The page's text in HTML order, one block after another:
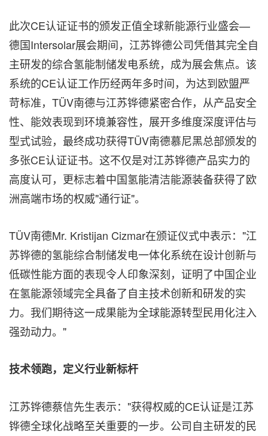
此次CE认证证书的颁发正值全球新能源行业盛会—
德国Intersolar展会期间，江苏铧德公司凭借其完全自
主研发的综合氢能制储发电系统，成为展会焦点。该
系统的CE认证工作历经两年多时间，为达到欧盟严
苛标准，TÜV南德与江苏铧德紧密合作，从产品安全
性、能效表现到环境兼容性，展开多维度深度评估与
型式试验，最终成功获得TÜV南德慕尼黑总部颁发的
多张CE认证证书。这不仅是对江苏铧德产品实力的
高度认可，更标志着中国氢能清洁能源装备获得了欧
洲高端市场的权威"通行证"。
TÜV南德Mr. Kristijan Cizmar在颁证仪式中表示："江
苏铧德的氢能综合制储发电一体化系统在设计创新与
低碳性能方面的表现令人印象深刻，证明了中国企业
在氢能源领域完全具备了自主技术创新和研发的实
力。我们期待这一成果能为全球能源转型民用化注入
强劲动力。"
技术领跑，定义行业新标杆
江苏铧德蔡信先生表示："获得权威的CE认证是江苏
铧德全球化战略至关重要的一步。公司自主研发的民